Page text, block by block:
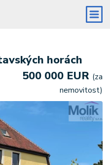
horách
500 000 EUR (za
nemovitost)